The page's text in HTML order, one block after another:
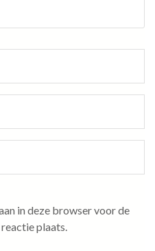
in deze browser voor de
plaats.